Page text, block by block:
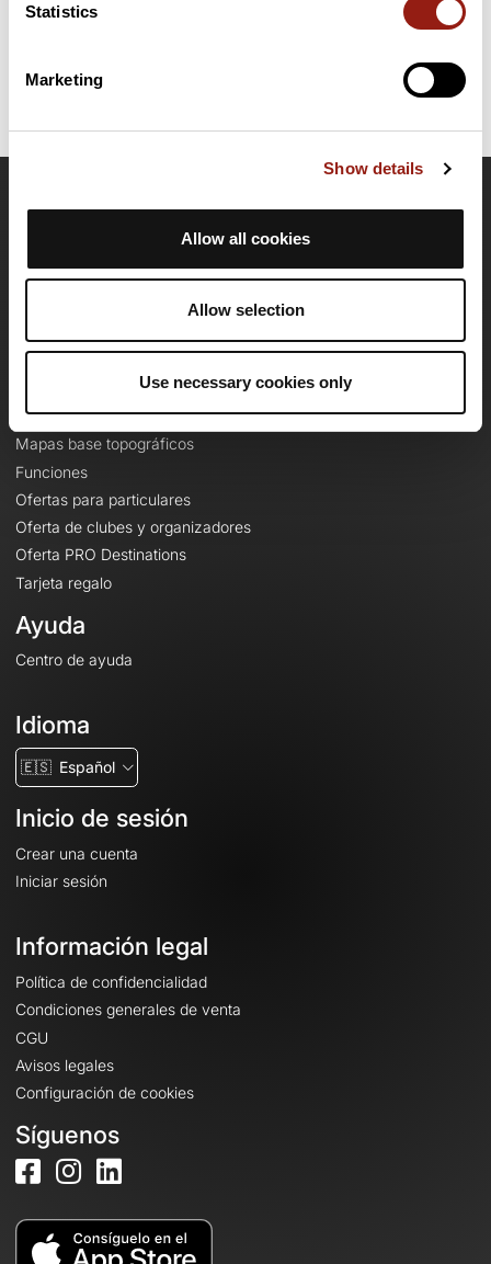
Statistics
Marketing
Show details
Allow all cookies
Allow selection
Use necessary cookies only
Última actualización de la ficha de ruta: 7 de febrero de 2024 8:02:16.
OpenRunner
Empleo
Contacto
Ofertas
Mapas base topográficos
Funciones
Ofertas para particulares
Oferta de clubes y organizadores
Oferta PRO Destinations
Tarjeta regalo
Ayuda
Centro de ayuda
Idioma
🇪🇸 Español
Inicio de sesión
Crear una cuenta
Iniciar sesión
Información legal
Política de confidencialidad
Condiciones generales de venta
CGU
Avisos legales
Configuración de cookies
Síguenos